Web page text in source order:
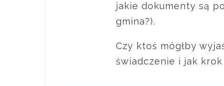
jakie dokumenty są
gmina?).
Czy ktoś mógłby
świadczenie i jak